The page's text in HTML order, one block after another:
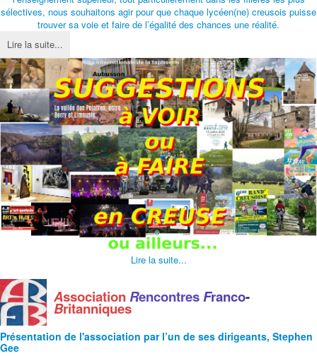
sélectives, nous souhaitons agir pour que chaque lycéen(ne) creusois puisse
trouver sa voie et faire de l’égalité des chances une réalité.
Lire la suite...
Lire la suite...
AssociationRencontresFranco-
Britanniques
Présentation de l'association par l’un de ses dirigeants, Stephen
Gee